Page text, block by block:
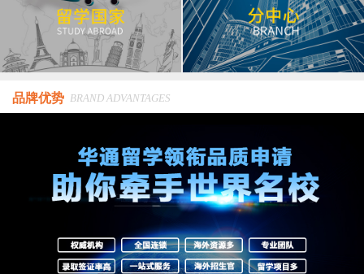
品牌优势 BRAND ADVANTAGES